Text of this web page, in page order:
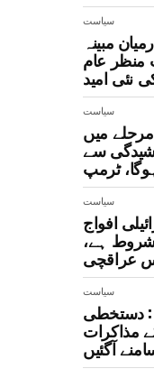
سیاست
مبینہ
منظر عام
نئی امید
سیاست
میں
سے
ٹرمپ
سیاست
افواج
ہے،
عراقچی
سیاست
دستخطی
مذاکرات
آگئیں